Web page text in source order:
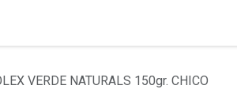
VERDE NATURALS 150gr. CHICO